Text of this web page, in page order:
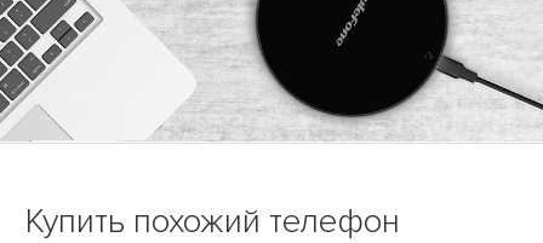
Купить похожий телефон